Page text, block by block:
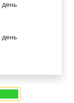
день
день